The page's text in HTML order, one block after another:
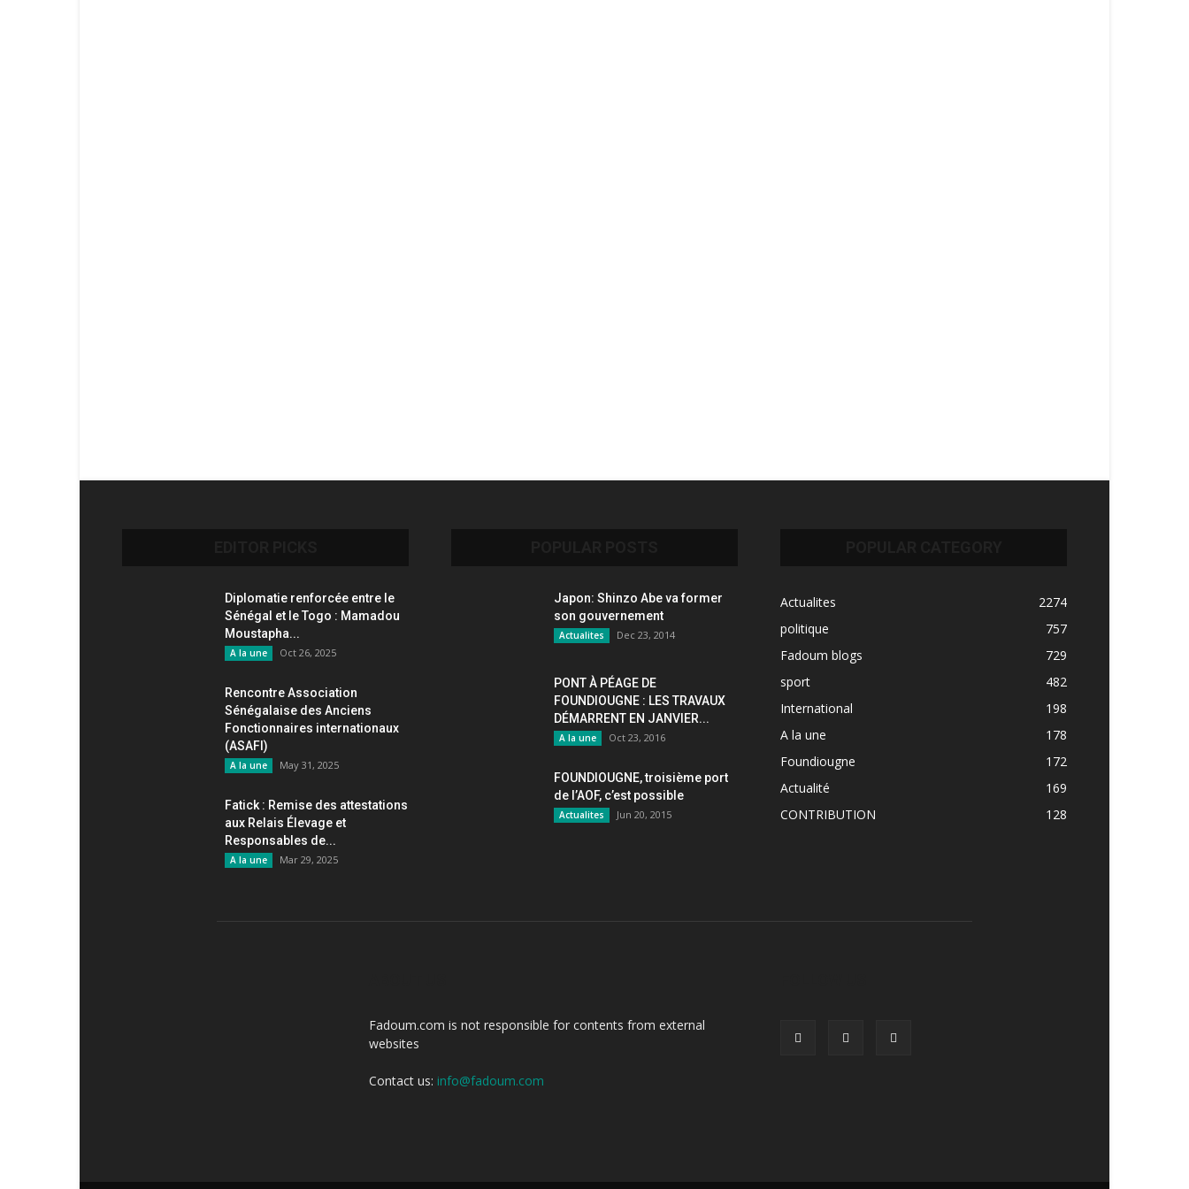
Diplomatie renforcée entre le
Sénégal et le Togo : Mamadou
Moustapha...
A la une Oct 26, 2025
Rencontre Association
Sénégalaise des Anciens
Fonctionnaires internationaux
(ASAFI)
A la une May 31, 2025
Fatick : Remise des attestations
aux Relais Élevage et
Responsables de...
A la une Mar 29, 2025
Japon: Shinzo Abe va former
son gouvernement
Actualites Dec 23, 2014
PONT À PÉAGE DE
FOUNDIOUGNE : LES TRAVAUX
DÉMARRENT EN JANVIER...
A la une Oct 23, 2016
FOUNDIOUGNE, troisième port
de l’AOF, c’est possible
Actualites Jun 20, 2015
Actualites
2274
politique
757
Fadoum blogs
729
sport
482
International
198
A la une
178
Foundiougne
172
Actualité
169
CONTRIBUTION
128
Fadoum.com is not responsible for contents from external
websites
Contact us: info@fadoum.com